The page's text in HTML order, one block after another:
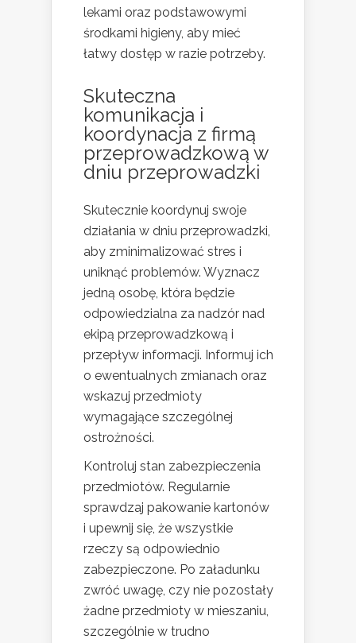
lekami oraz podstawowymi
środkami higieny, aby mieć
łatwy dostęp w razie potrzeby.
Skuteczna
komunikacja i
koordynacja z firmą
przeprowadzkową w
dniu przeprowadzki
Skutecznie koordynuj swoje
działania w dniu przeprowadzki,
aby zminimalizować stres i
uniknąć problemów. Wyznacz
jedną osobę, która będzie
odpowiedzialna za nadzór nad
ekipą przeprowadzkową i
przepływ informacji. Informuj ich
o ewentualnych zmianach oraz
wskazuj przedmioty
wymagające szczególnej
ostrożności.
Kontroluj stan zabezpieczenia
przedmiotów. Regularnie
sprawdzaj pakowanie kartonów
i upewnij się, że wszystkie
rzeczy są odpowiednio
zabezpieczone. Po załadunku
zwróć uwagę, czy nie pozostały
żadne przedmioty w mieszaniu,
szczególnie w trudno